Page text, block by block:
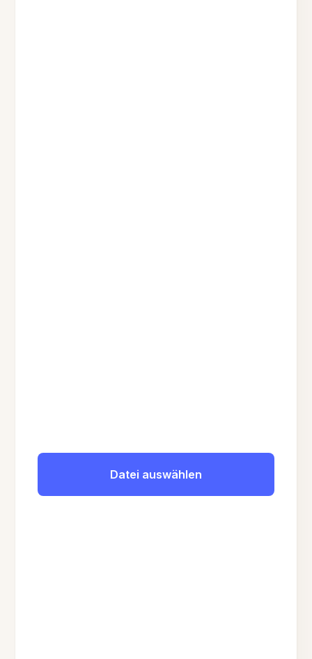
Datei auswählen